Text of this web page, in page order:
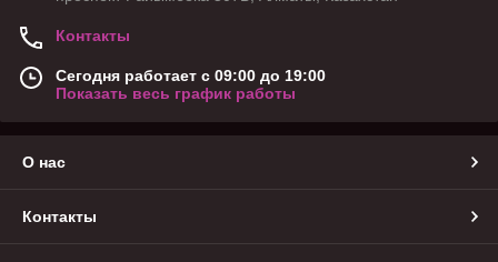
Контакты
Сегодня работает с 09:00 до 19:00
Показать весь график работы
О нас
Контакты